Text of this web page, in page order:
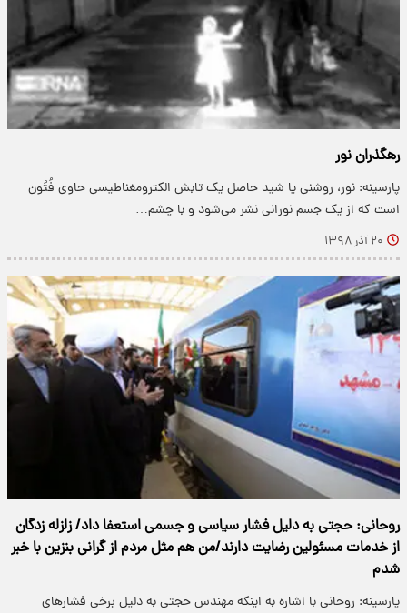
رهگذران نور
پارسینه: نور، روشنی یا شید حاصل یک تابش الکترومغناطیسی حاوی فُتُون
است که از یک جسم نورانی نشر می‌شود و با چشم…
۲۰ آذر ۱۳۹۸
روحانی: حجتی به دلیل فشار سیاسی و جسمی استعفا داد/ زلزله زدگان
از خدمات مسئولین رضایت دارند/من هم مثل مردم از گرانی بنزین با خبر
شدم
پارسینه: روحانی با اشاره به اینکه مهندس حجتی به دلیل برخی فشار‌های